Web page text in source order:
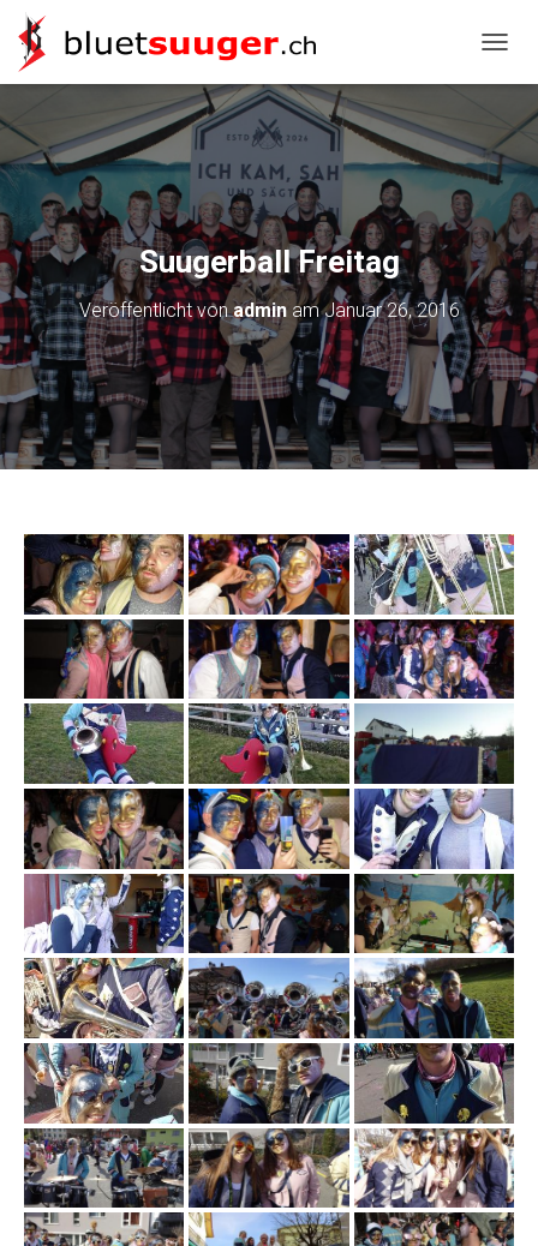
Suugerball Freitag
Veröffentlicht vonadminamJanuar 26, 2016